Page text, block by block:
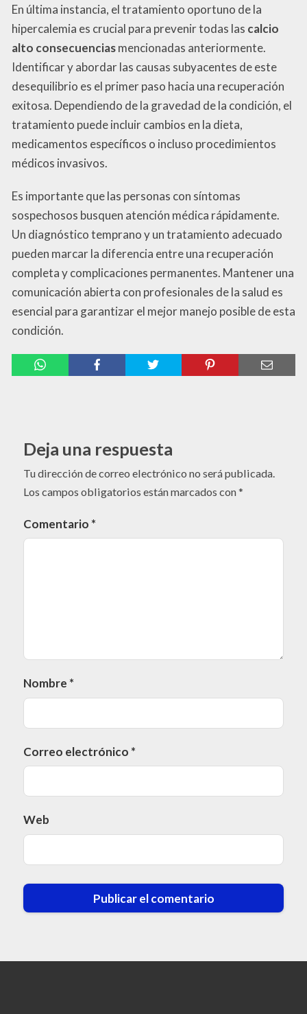
En última instancia, el tratamiento oportuno de la
hipercalemia es crucial para prevenir todas las calcio
alto consecuenciasmencionadas anteriormente.
Identificar y abordar las causas subyacentes de este
desequilibrio es el primer paso hacia una recuperación
exitosa. Dependiendo de la gravedad de la condición, el
tratamiento puede incluir cambios en la dieta,
medicamentos específicos o incluso procedimientos
médicos invasivos.
Es importante que las personas con síntomas
sospechosos busquen atención médica rápidamente.
Un diagnóstico temprano y un tratamiento adecuado
pueden marcar la diferencia entre una recuperación
completa y complicaciones permanentes. Mantener una
comunicación abierta con profesionales de la salud es
esencial para garantizar el mejor manejo posible de esta
condición.
Deja una respuesta
Tu dirección de correo electrónico no será publicada.
Los campos obligatorios están marcados con*
Comentario *
Nombre *
Correo electrónico *
Web